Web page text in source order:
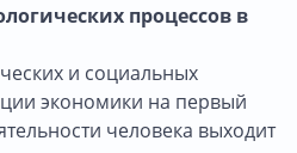
процессов в
и социальных
экономики на первый
человека выходит